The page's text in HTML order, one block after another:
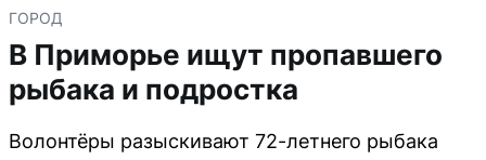
ГОРОД
В Приморье ищут пропавшего
рыбака и подростка
Волонтёры разыскивают 72-летнего рыбака